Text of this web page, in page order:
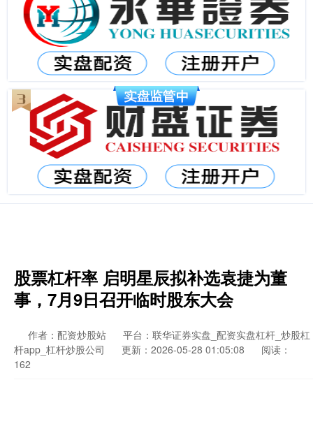
股票杠杆率 启明星辰拟补选袁捷为董
事，7月9日召开临时股东大会
作者：配资炒股站
平台：联华证券实盘_配资实盘杠杆_炒股杠
杆app_杠杆炒股公司
更新：2026-05-28 01:05:08
阅读：
162